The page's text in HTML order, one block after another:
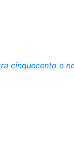
cinquecento e